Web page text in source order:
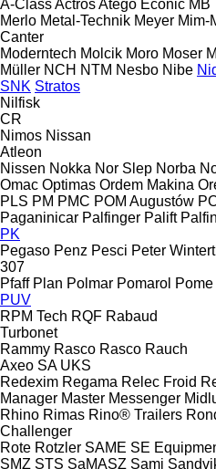
A-ClassActrosAtego Econic MB
Merlo Metal-Technik Meyer Mim-
Canter
Moderntech Molcik Moro Moser
Müller NCH NTM Nesbo Nibe
SNK Stratos
Nilfisk
CR
Nimos Nissan
Atleon
Nissen Nokka Nor Slep Norba
Omac Optimas Ordem Makina
PLS PM PMC POM Augustów
Paganinicar Palfinger Palift
PK
Pegaso Penz Pesci Peter
307
Pfaff Plan Polmar Pomarol Pome
PUV
RPM Tech RQF Rabaud
Turbonet
Rammy Rasco Rasco Rauch
Axeo SA UKS
Redexim Regama Relec Froid
Manager Master Messenger
Rhino Rimas Rino® Trailers
Challenger
Rote Rotzler SAME SE
SMZ STS SaMASZ Sami